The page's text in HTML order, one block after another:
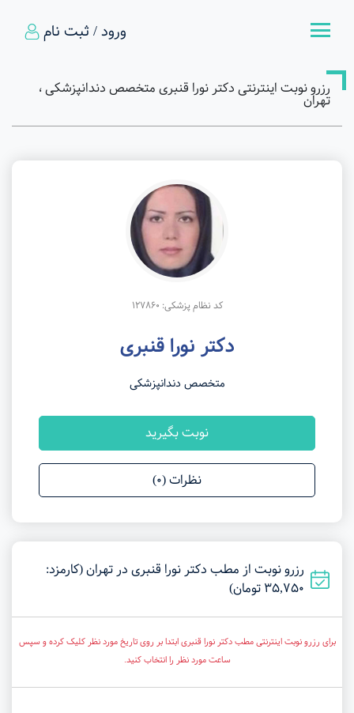
ورود / ثبت نام
رزرو نوبت اینترنتی دکتر نورا قنبری متخصص دندانپزشکی ،
تهران
کد نظام پزشکی: 127860
دکتر نورا قنبری
متخصص دندانپزشکی
نوبت بگیرید
نظرات (0)
رزرو نوبت از مطب دکتر نورا قنبری در تهران (کارمزد:
35,750 تومان)
برای رزرو نوبت اینترنتی مطب دکتر نورا قنبری ابتدا بر روی تاریخ مورد نظر کلیک کرده و سپس
ساعت مورد نظر را انتخاب کنید.